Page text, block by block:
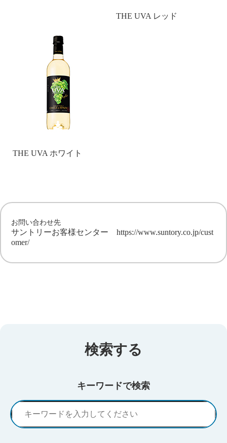
THE UVA レッド
THE UVA ホワイト
お問い合わせ先
サントリーお客様センター https://www.suntory.co.jp/cust
omer/
検索する
キーワードで検索